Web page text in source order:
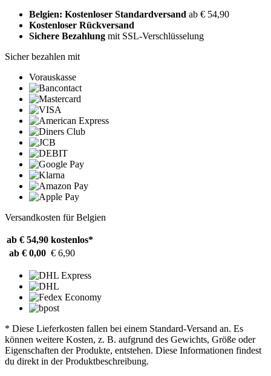
Belgien: Kostenloser Standardversand ab € 54,90
Kostenloser Rückversand
Sichere Bezahlung mit SSL-Verschlüsselung
Sicher bezahlen mit
Vorauskasse
Versandkosten für Belgien
ab € 54,90 kostenlos*
ab € 0,00 € 6,90
* Diese Lieferkosten fallen bei einem Standard-Versand an. Es
können weitere Kosten, z. B. aufgrund des Gewichts, Größe oder
Eigenschaften der Produkte, entstehen. Diese Informationen findest
du direkt in der Produktbeschreibung.